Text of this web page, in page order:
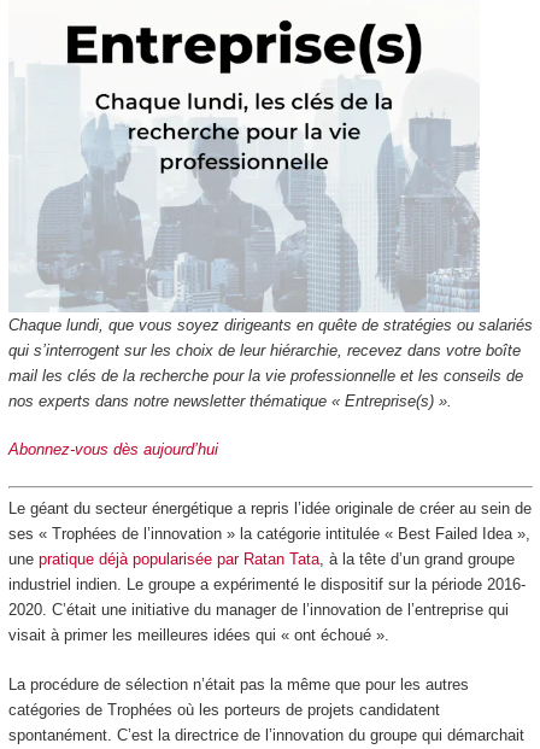
Chaque lundi, que vous soyez dirigeants en quête de stratégies ou salariés
qui s’interrogent sur les choix de leur hiérarchie, recevez dans votre boîte
mail les clés de la recherche pour la vie professionnelle et les conseils de
nos experts dans notre newsletter thématique « Entreprise(s) ».
Abonnez-vous dès aujourd’hui
Le géant du secteur énergétique a repris l’idée originale de créer au sein de
ses « Trophées de l’innovation » la catégorie intitulée « Best Failed Idea »,
une pratique déjà popularisée par Ratan Tata, à la tête d’un grand groupe
industriel indien. Le groupe a expérimenté le dispositif sur la période 2016-
2020. C’était une initiative du manager de l’innovation de l’entreprise qui
visait à primer les meilleures idées qui « ont échoué ».
La procédure de sélection n’était pas la même que pour les autres
catégories de Trophées où les porteurs de projets candidatent
spontanément. C’est la directrice de l’innovation du groupe qui démarchait